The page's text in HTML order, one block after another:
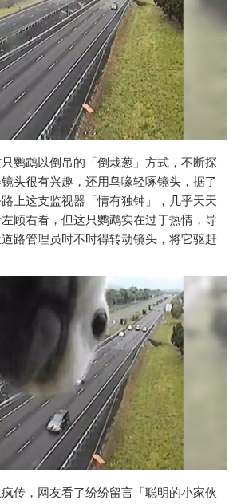
鹦鹉以倒吊的「倒栽葱」方式，不断探
头很有兴趣，还用鸟喙轻啄镜头，据了
上这支监视器「情有独钟」，几乎天天
顾右看，但这只鹦鹉实在过于热情，导
路管理员时不时得转动镜头，将它驱赶
传，网友看了纷纷留言「聪明的小家伙